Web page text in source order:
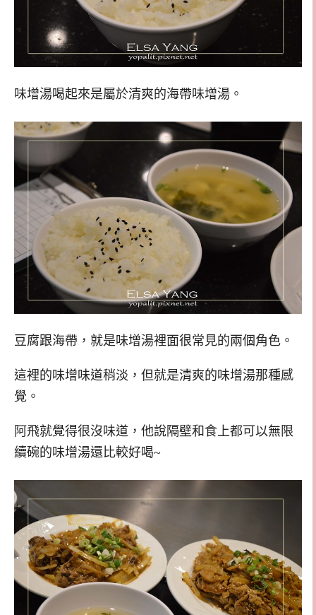
味增湯喝起來是屬於清爽的海帶味增湯。
豆腐跟海帶，就是味增湯裡面很常見的兩個角色。
這裡的味增味道稍淡，但就是清爽的味增湯那種感
覺。
阿飛就覺得很沒味道，他說隔壁和食上都可以無限
續碗的味增湯還比較好喝~